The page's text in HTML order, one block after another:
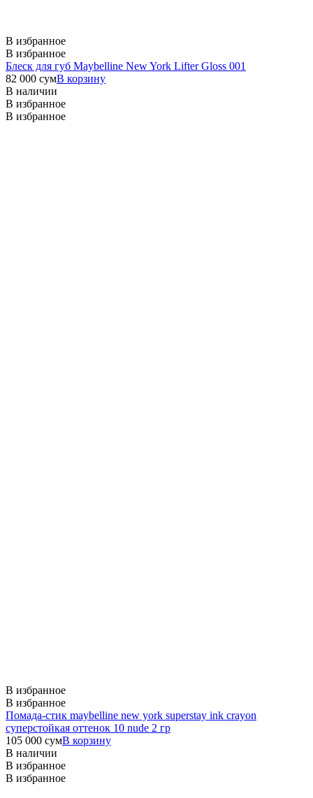
В избранное
В избранное
Блеск для губ Maybelline New York Lifter Gloss 001
82 000 сумВ корзину
В наличии
В избранное
В избранное
В избранное
В избранное
Помада-стик maybelline new york superstay ink crayon
суперстойкая оттенок 10 nude 2 гр
105 000 сумВ корзину
В наличии
В избранное
В избранное